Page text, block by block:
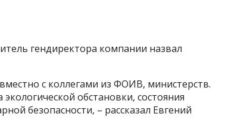
гендиректора компании назвал
с коллегами из ФОИВ, министерств.
обстановки, состояния
безопасности, – рассказал Евгений